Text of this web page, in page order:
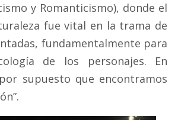
y Romanticismo), donde el
fue vital en la trama de
fundamentalmente para
de los personajes. En
supuesto que encontramos